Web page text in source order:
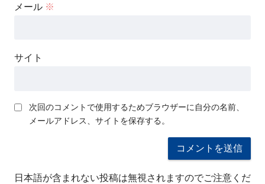
メール ※
サイト
次回のコメントで使用するためブラウザーに自分の名前、
メールアドレス、サイトを保存する。
日本語が含まれない投稿は無視されますのでご注意くだ